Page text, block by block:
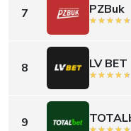
7 PZBuk
8 LV BET
9